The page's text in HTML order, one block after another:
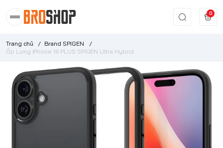
0
Trang chủ / Brand SPIGEN
/
Ốp Lưng iPhone 16 PLUS SPIGEN Ultra Hybrid